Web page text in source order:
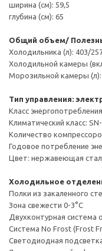
ширина (см): 59,5
глубина (см): 65
Общий объем/
Холодильника (л): 403/
Холодильной камеры
Морозильной камеры
Тип управления:
Класс
Климатический класс:
Количество
Годовое потребление
Цвет: нержавеющая
Холодильное
Полки из закаленного
Зона свежести 0-3°C
Двухконтурная система
Система No Frost (Frost
Светодиодная